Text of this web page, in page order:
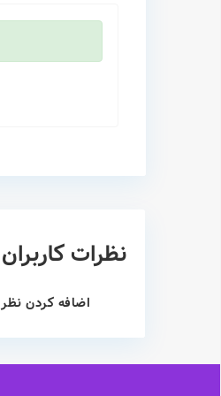
نظرات کاربران
اضافه کردن نظر